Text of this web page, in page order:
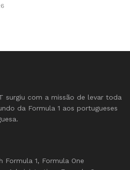
surgiu com a missão de levar toda
da Formula 1 aos portugueses
1, Formula One